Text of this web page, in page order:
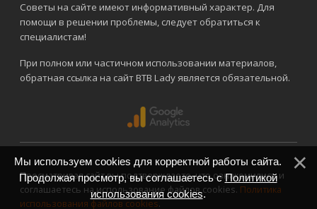
Советы на сайте имеют информативный характер. Для
помощи в решении проблемы, следует обратиться к
специалистам!
При полном или частичном использовании материалов,
обратная ссылка на сайт BTB Lady является обязательной.
Просматривая сайт вы подтверждаете, что ознакомились и
соглашаетесь на использование файлов cookies. Политика
использования файлов cookies.
Мы используем cookies для корректной работы сайта.
Продолжая просмотр, вы соглашаетесь сПолитикой
использования cookies.